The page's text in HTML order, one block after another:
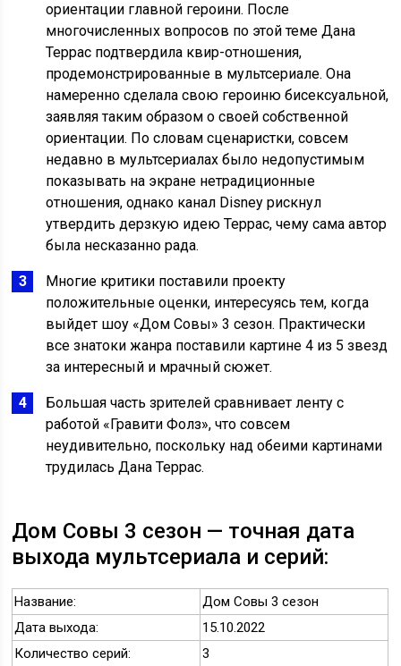
ориентации главной героини. После
многочисленных вопросов по этой теме Дана
Террас подтвердила квир-отношения,
продемонстрированные в мультсериале. Она
намеренно сделала свою героиню бисексуальной,
заявляя таким образом о своей собственной
ориентации. По словам сценаристки, совсем
недавно в мультсериалах было недопустимым
показывать на экране нетрадиционные
отношения, однако канал Disney рискнул
утвердить дерзкую идею Террас, чему сама автор
была несказанно рада.
Многие критики поставили проекту
положительные оценки, интересуясь тем, когда
выйдет шоу «Дом Совы» 3 сезон. Практически
все знатоки жанра поставили картине 4 из 5 звезд
за интересный и мрачный сюжет.
Большая часть зрителей сравнивает ленту с
работой «Гравити Фолз», что совсем
неудивительно, поскольку над обеими картинами
трудилась Дана Террас.
Дом Совы 3 сезон — точная дата
выхода мультсериала и серий:
Название:
Дом Совы 3 сезон
Дата выхода:
15.10.2022
Количество серий:
3